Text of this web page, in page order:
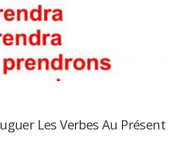
Les Verbes Au Présent